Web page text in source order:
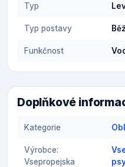
Typ
Typ postavy
Funkčnost
Doplňkové
Kategorie
Výrobce:
Vsepropejska